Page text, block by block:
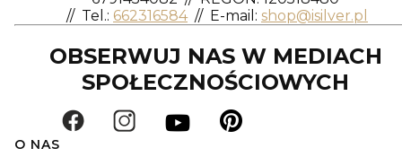
// Tel.: 662316584 // E-mail: shop@isilver.pl
OBSERWUJ NAS W MEDIACH
SPOŁECZNOŚCIOWYCH
O NAS